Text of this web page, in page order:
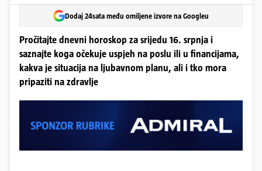
Dodaj 24sata među omiljene izvore na Googleu
Pročitajte dnevni horoskop za srijedu 16. srpnja i
saznajte koga očekuje uspjeh na poslu ili u financijama,
kakva je situacija na ljubavnom planu, ali i tko mora
pripaziti na zdravlje